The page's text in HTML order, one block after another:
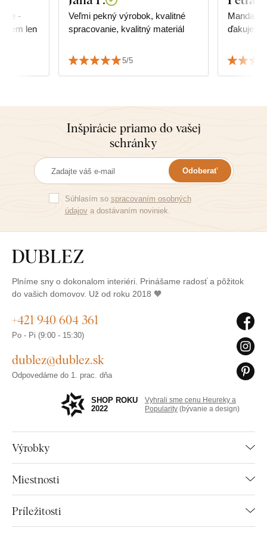
len
Veľmi pekný výrobok, kvalitné
spracovanie, kvalitný materiál
5/5
Mandala
Inšpirácie priamo do vašej
schránky
Odoberať
Súhlasím so spracovaním osobných
údajova dostávaním noviniek.
Plníme sny o dokonalom interiéri. Prinášame radosť a pôžitok
do vašich domovov. Už od roku 2018 🧡
Výrobky
Miestnosti
Príležitosti
+421 940 604 361
Po - Pi (9:00 - 15:30)
dublez@dublez.sk
Odpovedáme do 1. prac. dňa
SHOP ROKU
2022
Vyhrali sme cenu Heureky a
Popularity (bývanie a design)